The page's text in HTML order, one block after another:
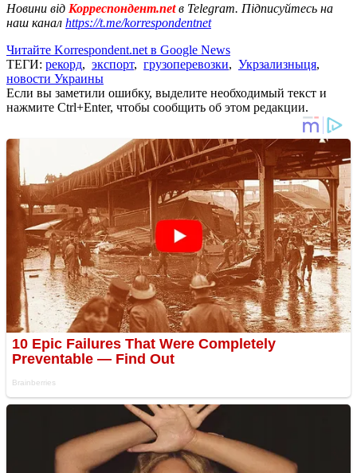
Новини від Корреспондент.netв Telegram. Підписуйтесь на
наш канал https://t.me/korrespondentnet
Читайте Korrespondent.net в Google News
ТЕГИ: рекорд, экспорт, грузоперевозки, Укрзализныця,
новости Украины
Если вы заметили ошибку, выделите необходимый текст и
нажмите Ctrl+Enter, чтобы сообщить об этом редакции.